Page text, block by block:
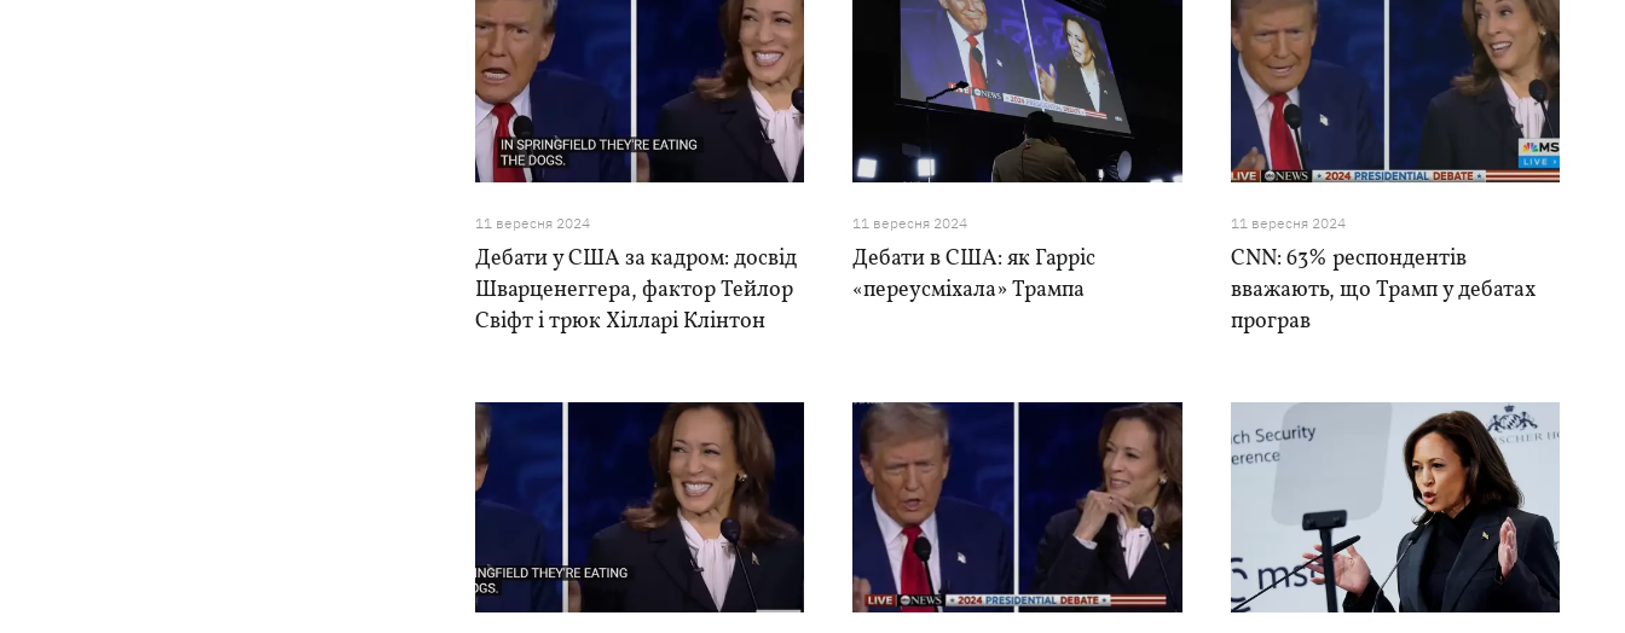
11 вересня 2024
Дебати у США за кадром: досвід
Шварценеггера, фактор Тейлор
Свіфт і трюк Хілларі Клінтон
11 вересня 2024
Дебати в США: як Гарріс
«переусміхала» Трампа
11 вересня 2024
CNN: 63% респондентів
вважають, що Трамп у дебатах
програв